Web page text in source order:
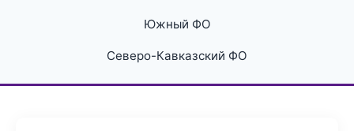
Южный ФО
Северо-Кавказский ФО